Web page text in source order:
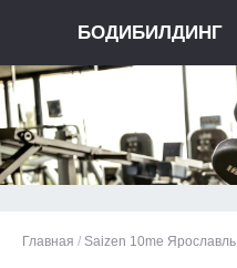
БОДИБИЛДИНГ
Главная / Saizen 10me Ярославль